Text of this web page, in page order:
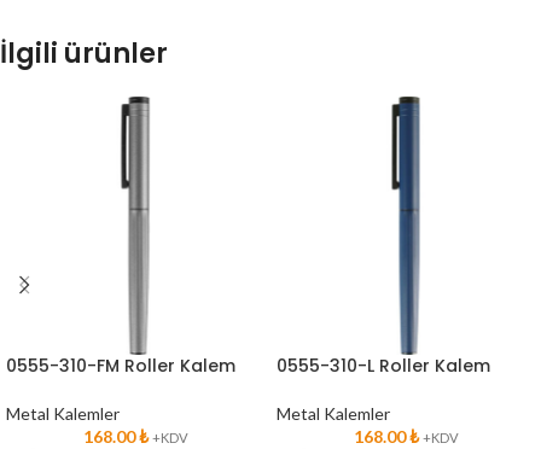
İlgili ürünler
0555-310-FM Roller Kalem
Metal Kalemler
168.00₺ +KDV
0555-310-L Roller Kalem
Metal Kalemler
168.00₺ +KDV